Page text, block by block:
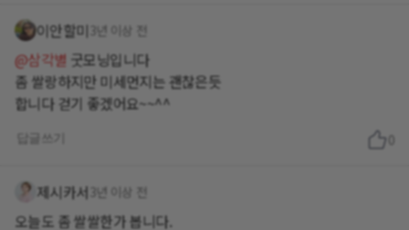
이안할미 3년 이상 전
@삼각별 굿모닝입니다
좀 쌀랑하지만 미세먼지는 괜찮은듯
합니다 걷기 좋겠어요~~^^
제시카서 3년 이상 전
오늘도 좀 쌀쌀한가 봅니다.